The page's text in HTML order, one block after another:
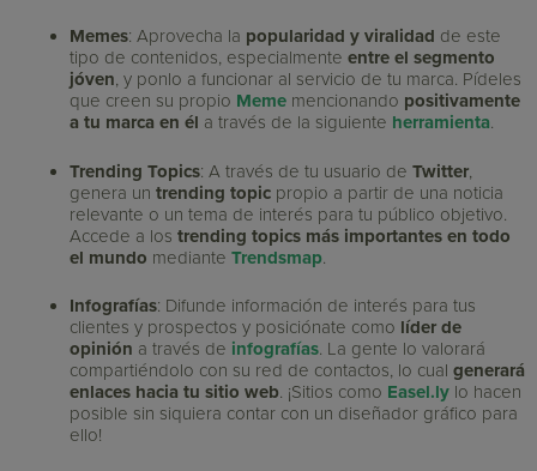
Memes: Aprovecha la popularidad y viralidad de este
tipo de contenidos, especialmenteentre el segmento
jóven, y ponlo a funcionar al servicio de tu marca. Pídeles
que creen su propio Meme mencionando positivamente
a tu marca en él a través de la siguiente herramienta.
Trending Topics: A través de tu usuario deTwitter,
genera untrending topic propio a partir de una noticia
relevante o un tema de interés para tu público objetivo.
Accede a los trending topics más importantes en todo
el mundo medianteTrendsmap.
Infografías: Difunde información de interés para tus
clientes y prospectos y posiciónate como líder de
opinión a través de infografías. La gente lo valorará
compartiéndolo con su red de contactos, lo cualgenerará
enlaces hacia tu sitio web. ¡Sitios como Easel.ly lo hacen
posible sin siquiera contar con un diseñador gráfico para
ello!